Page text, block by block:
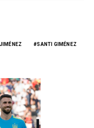
SANTI GIMÉNEZ